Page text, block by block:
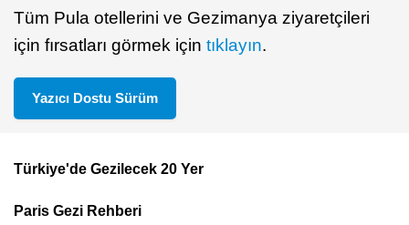
Tüm Pula otellerini ve Gezimanya ziyaretçileri
için fırsatları görmek için tıklayın.
Yazıcı Dostu Sürüm
Footer
Top
Türkiye'de Gezilecek 20 Yer
Paris Gezi Rehberi